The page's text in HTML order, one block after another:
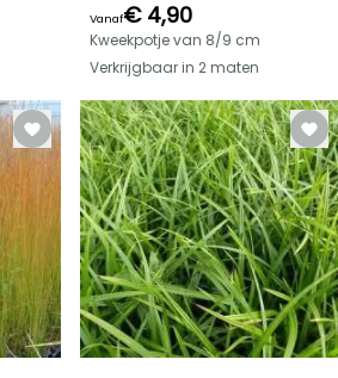
Vanaf€ 4,90
Kweekpotje van 8/9 cm
Verkrijgbaar in 2 maten